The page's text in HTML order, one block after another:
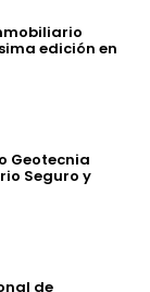
edición en
Geotecnia
Seguro y
de